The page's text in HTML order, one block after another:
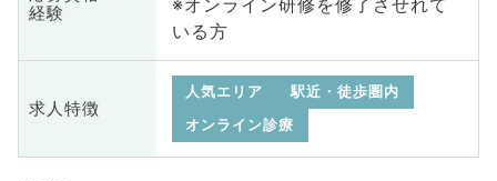
経験
※オンライン研修を修了させれて
いる方
求人特徴
人気エリア
駅近・徒歩圏内
オンライン診療